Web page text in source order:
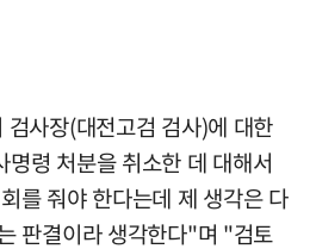
사장(대전고검 검사)에 대한
령 처분을 취소한 데 대해서
를 줘야 한다는데 제 생각은 다
판결이라 생각한다"며 "검토